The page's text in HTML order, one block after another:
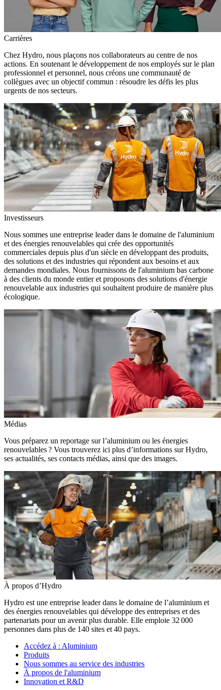
Carrières
Chez Hydro, nous plaçons nos collaborateurs au centre de nos
actions. En soutenant le développement de nos employés sur le plan
professionnel et personnel, nous créons une communauté de
collègues avec un objectif commun : résoudre les défis les plus
urgents de nos secteurs.
Investisseurs
Nous sommes une entreprise leader dans le domaine de l'aluminium
et des énergies renouvelables qui crée des opportunités
commerciales depuis plus d'un siècle en développant des produits,
des solutions et des industries qui répondent aux besoins et aux
demandes mondiales. Nous fournissons de l'aluminium bas carbone
à des clients du monde entier et proposons des solutions d'énergie
renouvelable aux industries qui souhaitent produire de manière plus
écologique.
Médias
Vous préparez un reportage sur l’aluminium ou les énergies
renouvelables ? Vous trouverez ici plus d’informations sur Hydro,
ses actualités, ses contacts médias, ainsi que des images.
À propos d’Hydro
Hydro est une entreprise leader dans le domaine de l’aluminium et
des énergies renouvelables qui développe des entreprises et des
partenariats pour un avenir plus durable. Elle emploie 32 000
personnes dans plus de 140 sites et 40 pays.
Accédez à : Aluminium
Produits
Nous sommes au service des industries
À propos de l'aluminium
Innovation et R&D